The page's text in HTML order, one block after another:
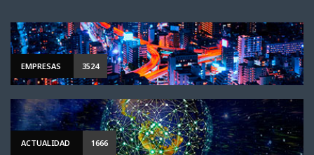
EMPRESAS 3524
ACTUALIDAD 1666